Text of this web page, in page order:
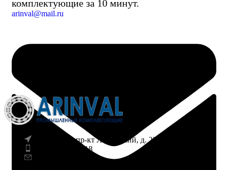
комплектующие за 10 минут.
arinval@mail.ru
г. Воронеж, пр-кт Ленинский, д. 221
8 (960) 117-98-18